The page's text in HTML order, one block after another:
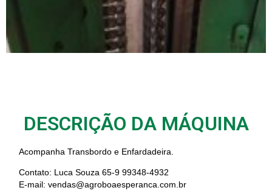
DESCRIÇÃO DA MÁQUINA
Acompanha Transbordo e Enfardadeira.
Contato: Luca Souza 65-9 99348-4932
E-mail: vendas@agroboaesperanca.com.br